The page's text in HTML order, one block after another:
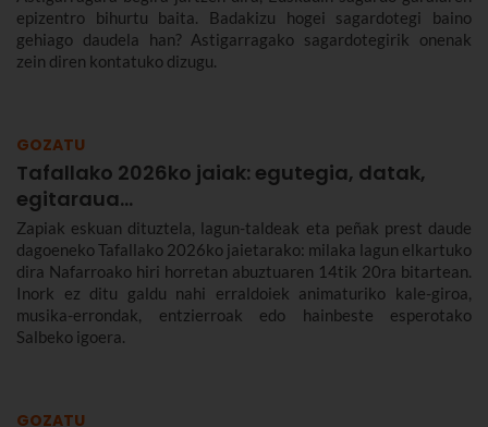
epizentro bihurtu baita. Badakizu hogei sagardotegi baino
gehiago daudela han? Astigarragako sagardotegirik onenak
zein diren kontatuko dizugu.
GOZATU
Tafallako 2026ko jaiak: egutegia, datak,
egitaraua...
Zapiak eskuan dituztela, lagun-taldeak eta peñak prest daude
dagoeneko Tafallako 2026ko jaietarako: milaka lagun elkartuko
dira Nafarroako hiri horretan abuztuaren 14tik 20ra bitartean.
Inork ez ditu galdu nahi erraldoiek animaturiko kale-giroa,
musika-errondak, entzierroak edo hainbeste esperotako
Salbeko igoera.
GOZATU